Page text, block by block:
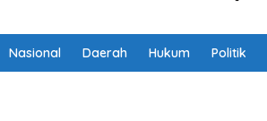
Nasional Daerah Hukum Politik